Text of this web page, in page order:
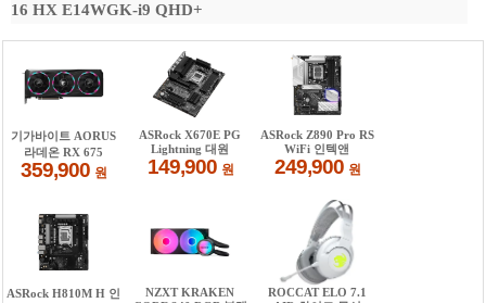
16 HX E14WGK-i9 QHD+